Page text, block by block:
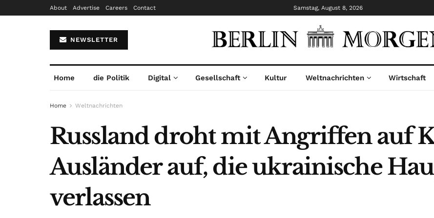
About Advertise Careers Contact Samstag, August 8, 2026
NEWSLETTER
Home die Politik Digital Gesellschaft Kultur Weltnachrichten Wirtschaft
Home Weltnachrichten
Russland droht mit Angriffen auf
Ausländer auf, die ukrainische
verlassen